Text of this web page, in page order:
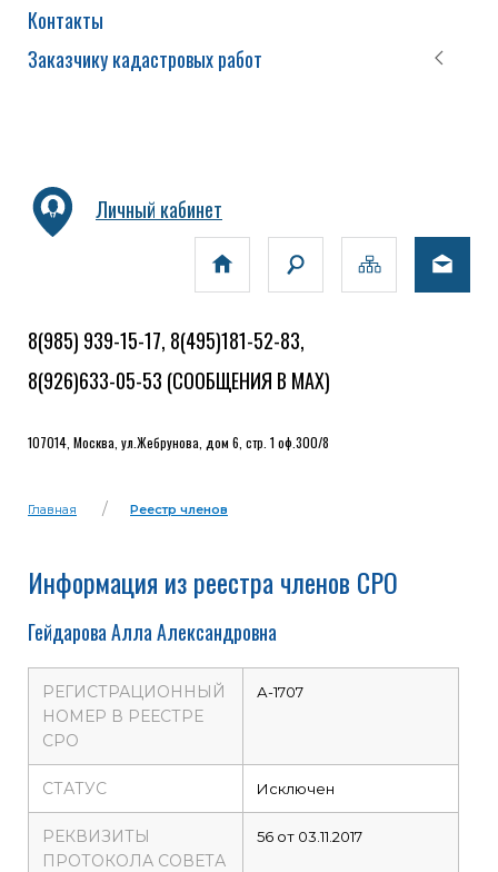
Контакты
Заказчику кадастровых работ
Личный кабинет
8(985) 939-15-17, 8(495)181-52-83,
8(926)633-05-53 (СООБЩЕНИЯ В MAX)
107014, Москва, ул.Жебрунова, дом 6, стр. 1 оф.300/8
Главная Реестр членов
Информация из реестра членов СРО
Гейдарова Алла Александровна
РЕГИСТРАЦИОННЫЙ
НОМЕР В РЕЕСТРЕ
СРО
А-1707
СТАТУС Исключен
РЕКВИЗИТЫ
ПРОТОКОЛА СОВЕТА
56 от 03.11.2017